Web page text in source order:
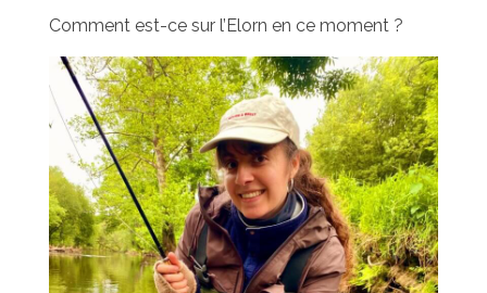
Comment est-ce sur l’Elorn en ce moment ?